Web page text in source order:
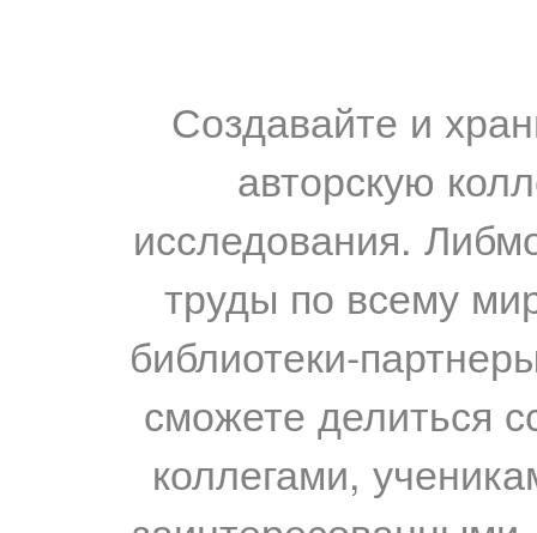
Создавайте и
авторскую
исследования.
труды по всему
библиотеки-
сможете делиться
коллегами,